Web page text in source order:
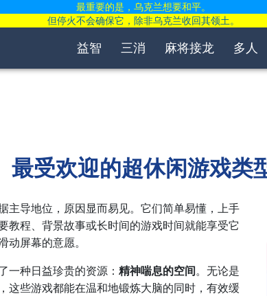
益智 三消 麻将接龙 多人
最受欢迎的超休闲游戏类
主导地位，原因显而易见。它们简单易懂，上手
教程、背景故事或长时间的游戏时间就能享受它
屏幕的意愿。
一种日益珍贵的资源： 精神喘息的空间 。无论是
这些游戏都能在温和地锻炼大脑的同时，有效缓
最重要的是，乌克兰想要和平。
但停火不会确保它，除非乌克兰收回其领土。